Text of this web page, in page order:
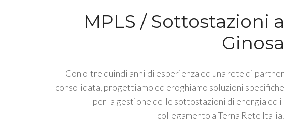
MPLS / Sottostazioni a
Ginosa
Con oltre quindi anni di esperienza ed una rete di partner
consolidata, progettiamo ed eroghiamo soluzioni specifiche
per la gestione delle sottostazioni di energia ed il
collegamento a Terna Rete Italia.